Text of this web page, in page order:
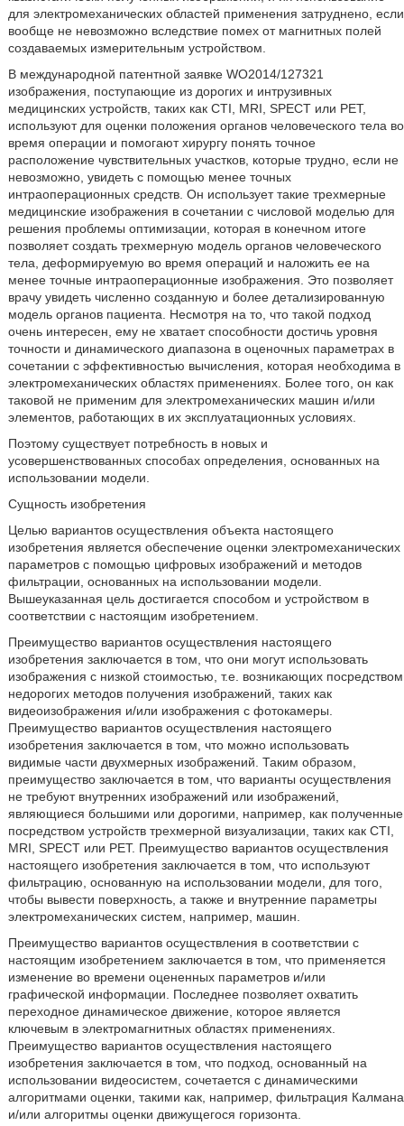
для электромеханических областей применения затруднено, если
вообще не невозможно вследствие помех от магнитных полей
создаваемых измерительным устройством.
В международной патентной заявке WO2014/127321
изображения, поступающие из дорогих и интрузивных
медицинских устройств, таких как CTI, MRI, SPECT или PET,
используют для оценки положения органов человеческого тела во
время операции и помогают хирургу понять точное
расположение чувствительных участков, которые трудно, если не
невозможно, увидеть с помощью менее точных
интраоперационных средств. Он использует такие трехмерные
медицинские изображения в сочетании с числовой моделью для
решения проблемы оптимизации, которая в конечном итоге
позволяет создать трехмерную модель органов человеческого
тела, деформируемую во время операций и наложить ее на
менее точные интраоперационные изображения. Это позволяет
врачу увидеть численно созданную и более детализированную
модель органов пациента. Несмотря на то, что такой подход
очень интересен, ему не хватает способности достичь уровня
точности и динамического диапазона в оценочных параметрах в
сочетании с эффективностью вычисления, которая необходима в
электромеханических областях применениях. Более того, он как
таковой не применим для электромеханических машин и/или
элементов, работающих в их эксплуатационных условиях.
Поэтому существует потребность в новых и
усовершенствованных способах определения, основанных на
использовании модели.
Сущность изобретения
Целью вариантов осуществления объекта настоящего
изобретения является обеспечение оценки электромеханических
параметров с помощью цифровых изображений и методов
фильтрации, основанных на использовании модели.
Вышеуказанная цель достигается способом и устройством в
соответствии с настоящим изобретением.
Преимущество вариантов осуществления настоящего
изобретения заключается в том, что они могут использовать
изображения с низкой стоимостью, т.е. возникающих посредством
недорогих методов получения изображений, таких как
видеоизображения и/или изображения с фотокамеры.
Преимущество вариантов осуществления настоящего
изобретения заключается в том, что можно использовать
видимые части двухмерных изображений. Таким образом,
преимущество заключается в том, что варианты осуществления
не требуют внутренних изображений или изображений,
являющиеся большими или дорогими, например, как полученные
посредством устройств трехмерной визуализации, таких как CTI,
MRI, SPECT или PET. Преимущество вариантов осуществления
настоящего изобретения заключается в том, что используют
фильтрацию, основанную на использовании модели, для того,
чтобы вывести поверхность, а также и внутренние параметры
электромеханических систем, например, машин.
Преимущество вариантов осуществления в соответствии с
настоящим изобретением заключается в том, что применяется
изменение во времени оцененных параметров и/или
графической информации. Последнее позволяет охватить
переходное динамическое движение, которое является
ключевым в электромагнитных областях применениях.
Преимущество вариантов осуществления настоящего
изобретения заключается в том, что подход, основанный на
использовании видеосистем, сочетается с динамическими
алгоритмами оценки, такими как, например, фильтрация Калмана
и/или алгоритмы оценки движущегося горизонта.